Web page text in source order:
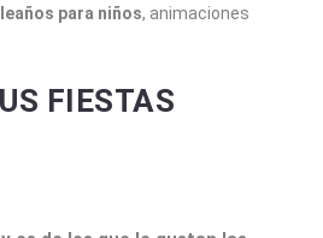
para niños, animaciones
FIESTAS